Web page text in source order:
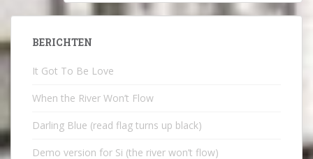
BERICHTEN
It Got To Be Love
When the River Won’t Flow
Darling Blue (read flag turns up black)
Demo version for Si (the river won’t flow)